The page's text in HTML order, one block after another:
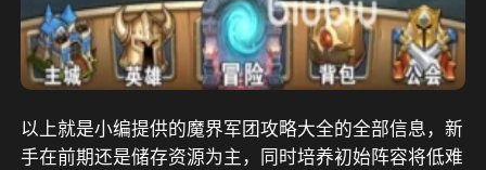
以上就是小编提供的魔界军团攻略大全的全部信息，新
手在前期还是储存资源为主，同时培养初始阵容将低难